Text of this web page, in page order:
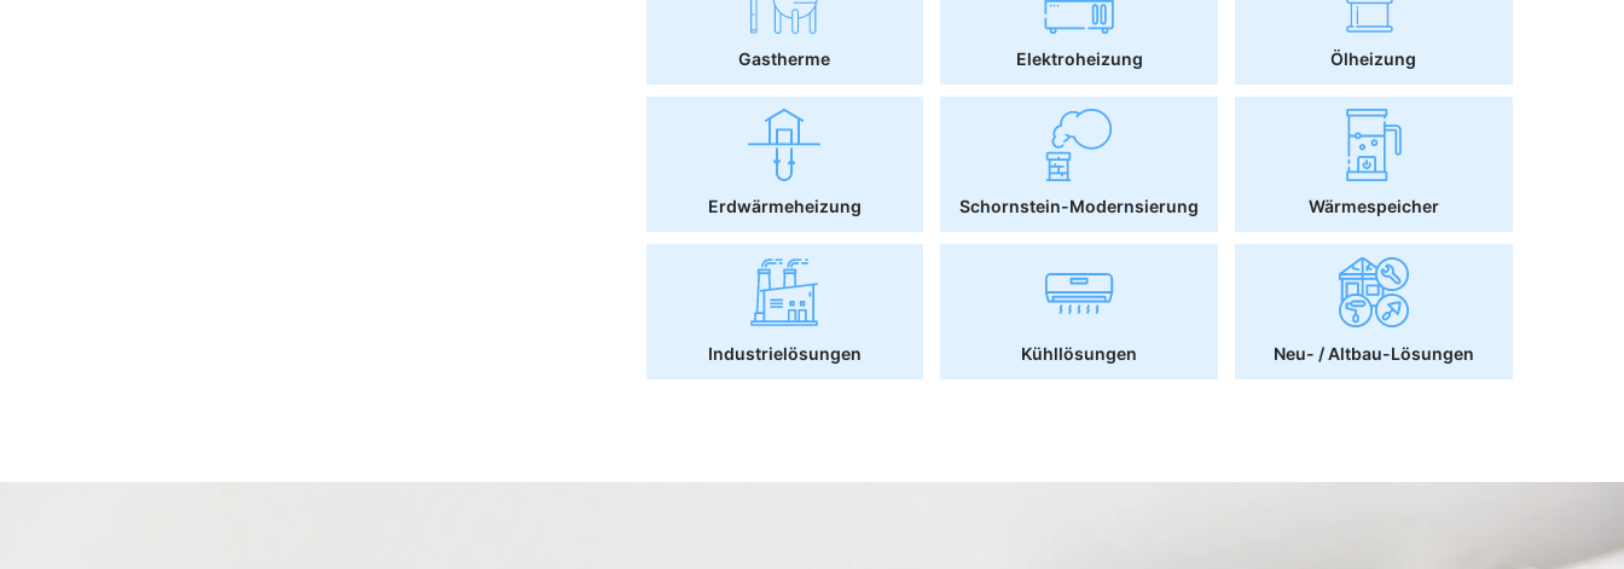
Gastherme Elektroheizung Ölheizung
Erdwärmeheizung Schornstein-Modernsierung Wärmespeicher
Industrielösungen Kühllösungen Neu- / Altbau-Lösungen